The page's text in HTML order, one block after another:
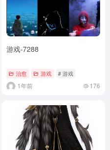
游戏-7288
治愈 游戏 # 游戏
1年前 176